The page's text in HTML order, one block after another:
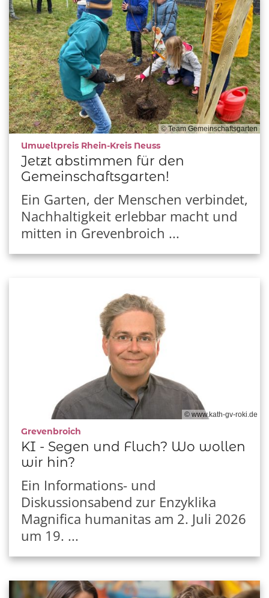
© Team Gemeinschaftsgarten
Umweltpreis Rhein-Kreis Neuss:
Jetzt abstimmen für den
Gemeinschaftsgarten!
Ein Garten, der Menschen verbindet,
Nachhaltigkeit erlebbar macht und
mitten in Grevenbroich ...
© www.kath-gv-roki.de
Grevenbroich
KI - Segen und Fluch? Wo wollen
wir hin?
Ein Informations- und
Diskussionsabend zur Enzyklika
Magnifica humanitas am 2. Juli 2026
um 19. ...